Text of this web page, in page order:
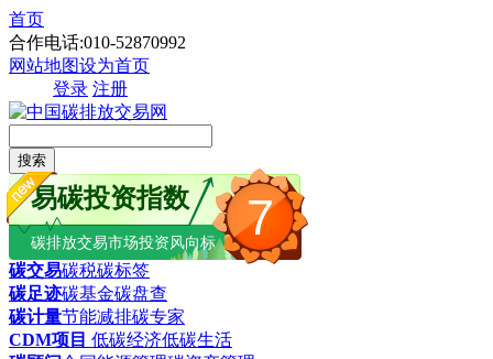
首页
合作电话:010-52870992
网站地图设为首页
登录 注册
搜索
7
易碳投资指数
碳排放交易市场投资风向标
碳交易碳税碳标签
碳足迹碳基金碳盘查
碳计量节能减排碳专家
CDM项目 低碳经济低碳生活